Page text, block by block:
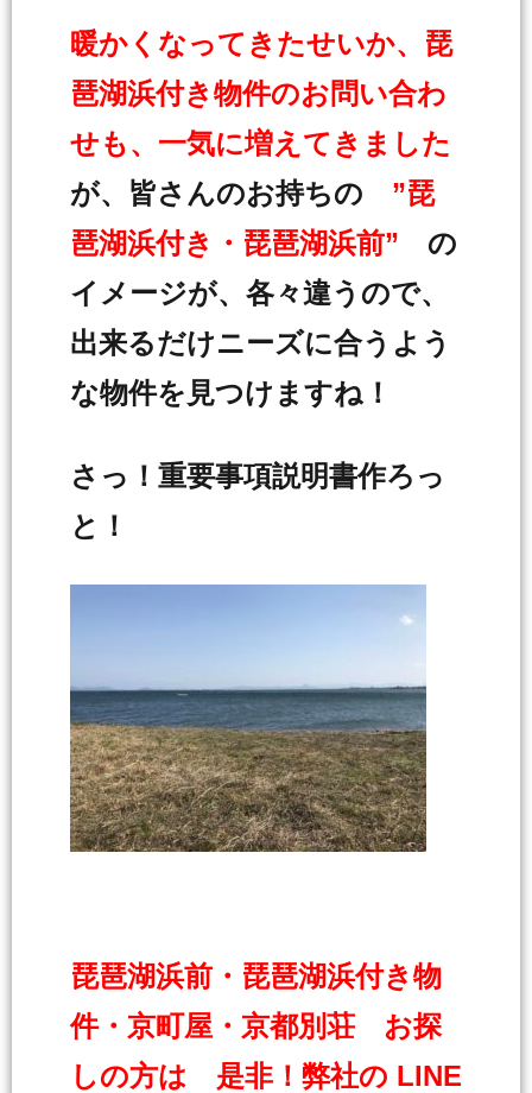
暖かくなってきたせいか、琵
琶湖浜付き物件のお問い合わ
せも、一気に増えてきました
が、皆さんのお持ちの ”琵
琶湖浜付き・琵琶湖浜前” の
イメージが、各々違うので、
出来るだけニーズに合うよう
な物件を見つけますね！
さっ！重要事項説明書作ろっ
と！
琵琶湖浜前・琵琶湖浜付き物
件・京町屋・京都別荘 お探
しの方は 是非！弊社の LINE